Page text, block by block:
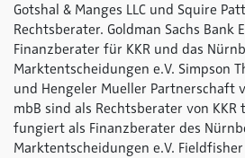
Gotshal & Manges LLC und Squire
Rechtsberater. Goldman Sachs Bank
Finanzberater für KKR und das
Marktentscheidungen e.V. Simpson
und Hengeler Mueller Partnerschaft
mbB sind als Rechtsberater von KKR
fungiert als Finanzberater des
Marktentscheidungen e.V.